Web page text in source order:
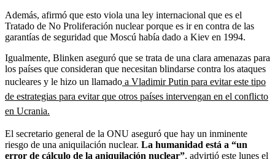
Además, afirmó que esto viola una ley internacional que es el
Tratado de No Proliferación nuclear porque es ir en contra de las
garantías de seguridad que Moscú había dado a Kiev en 1994.
Igualmente, Blinken aseguró que se trata de una clara amenazas para
los países que consideran que necesitan blindarse contra los ataques
nucleares y le hizo un llamado a Vladimir Putin para evitar este tipo
de estrategias para evitar que otros países intervengan en el conflicto
en Ucrania.
El secretario general de la ONU aseguró que hay un inminente
riesgo de una aniquilación nuclear. La humanidad está a “un
error de cálculo de la aniquilación nuclear”, advirtió este lunes el